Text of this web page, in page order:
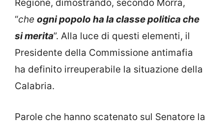
Regione, dimostrando, secondo Morra,
“che ogni popolo ha la classe politica che
si merita”. Alla luce di questi elementi, il
Presidente della Commissione antimafia
ha definito irreuperabile la situazione della
Calabria.
Parole che hanno scatenato sul Senatore la